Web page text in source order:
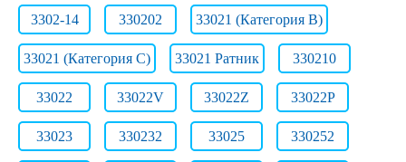
3302-14 330202 33021 (Категория B)
33021 (Категория C) 33021 Ратник 330210
33022 33022V 33022Z 33022Р
33023 330232 33025 330252